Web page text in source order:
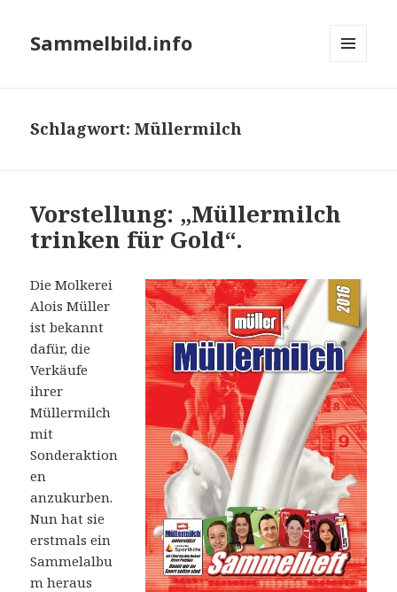
Sammelbild.info
Schlagwort:Müllermilch
Vorstellung: „Müllermilch
trinken für Gold“.
Die Molkerei
Alois Müller
ist bekannt
dafür, die
Verkäufe
ihrer
Müllermilch
mit
Sonderaktion
en
anzukurben.
Nun hat sie
erstmals ein
Sammelalbu
m heraus